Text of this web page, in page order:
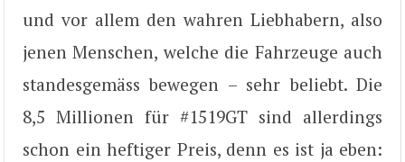
und vor allem den wahren Liebhabern, also
jenen Menschen, welche die Fahrzeuge auch
standesgemäss bewegen – sehr beliebt. Die
8,5 Millionen für #1519GT sind allerdings
schon ein heftiger Preis, denn es ist ja eben: